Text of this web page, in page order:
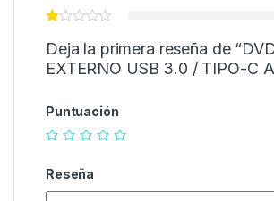
Deja la primera reseña de
EXTERNO USB 3.0 / TIPO-C
Puntuación
Reseña